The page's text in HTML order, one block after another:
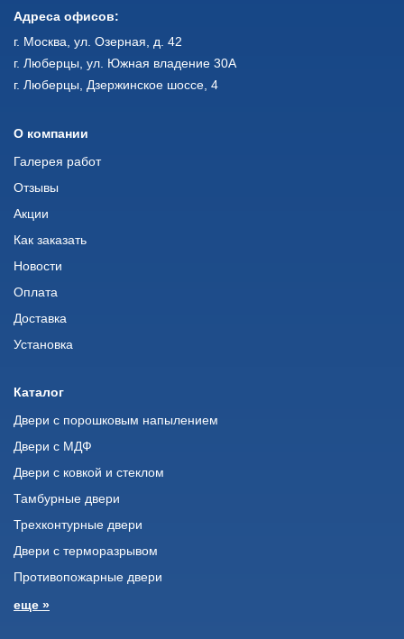
Адреса офисов:
г. Москва, ул. Озерная, д. 42
г. Люберцы, ул. Южная владение 30А
г. Люберцы, Дзержинское шоссе, 4
О компании
Галерея работ
Отзывы
Акции
Как заказать
Новости
Оплата
Доставка
Установка
Каталог
Двери с порошковым напылением
Двери с МДФ
Двери с ковкой и стеклом
Тамбурные двери
Трехконтурные двери
Двери с терморазрывом
Противопожарные двери
еще »